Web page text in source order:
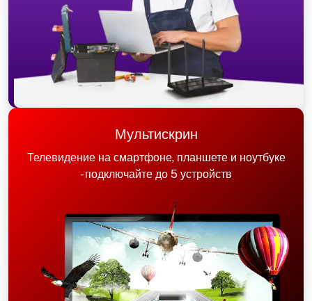
Мультискрин
Телевидение на смартфоне, планшете и ноутбуке
- подключайте до 5 устройств